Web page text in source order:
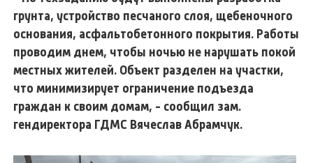
грунта, устройство песчаного слоя, щебеночного
основания, асфальтобетонного покрытия. Работы
проводим днем, чтобы ночью не нарушать покой
местных жителей. Объект разделен на участки,
что минимизирует ограничение подъезда
граждан к своим домам, - сообщил зам.
гендиректора ГДМС Вячеслав Абрамчук.